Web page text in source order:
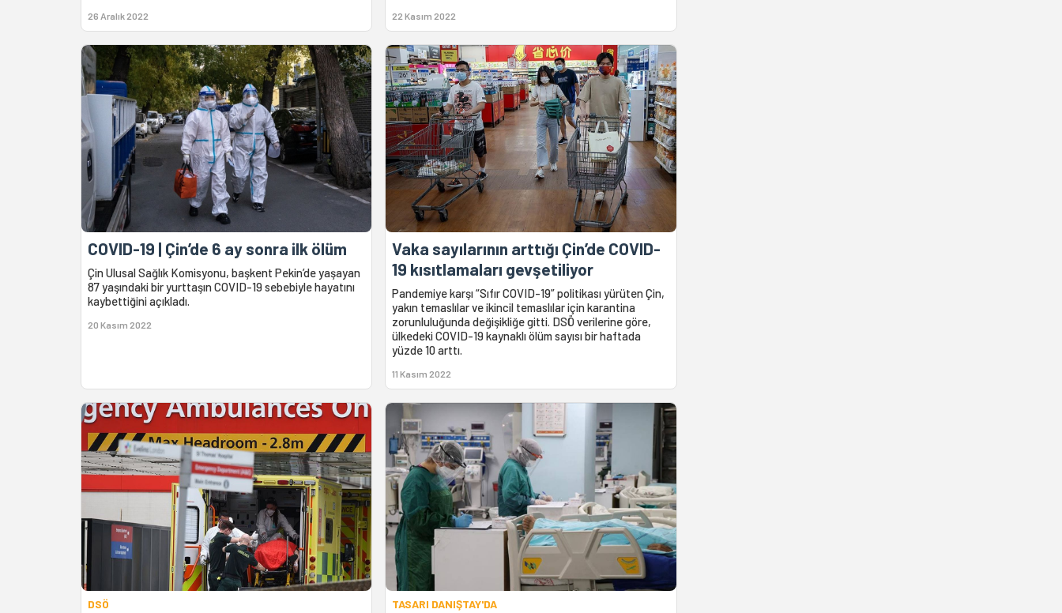
26 Aralık 2022 22 Kasım 2022
COVID-19 | Çin’de 6 ay sonra ilk ölüm
Çin Ulusal Sağlık Komisyonu, başkent Pekin’de yaşayan
87 yaşındaki bir yurttaşın COVID-19 sebebiyle hayatını
kaybettiğini açıkladı.
20 Kasım 2022
Vaka sayılarının arttığı Çin’de COVID-
19 kısıtlamaları gevşetiliyor
Pandemiye karşı “Sıfır COVID-19” politikası yürüten Çin,
yakın temaslılar ve ikincil temaslılar için karantina
zorunluluğunda değişikliğe gitti. DSÖ verilerine göre,
ülkedeki COVID-19 kaynaklı ölüm sayısı bir haftada
yüzde 10 arttı.
11 Kasım 2022
DSÖ TASARI DANIŞTAY'DA